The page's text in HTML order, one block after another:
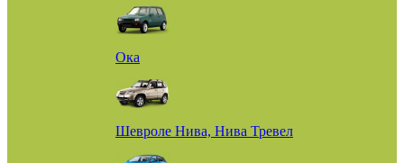
Ока
Шевроле Нива, Нива Тревел